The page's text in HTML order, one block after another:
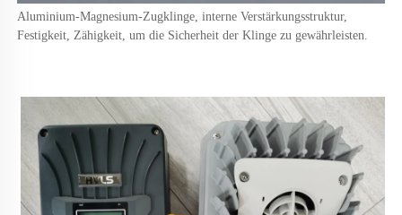
Aluminium-Magnesium-Zugklinge, interne Verstärkungsstruktur,
Festigkeit, Zähigkeit, um die Sicherheit der Klinge zu gewährleisten.